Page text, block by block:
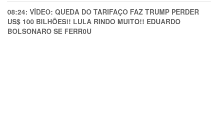
08:24: VÍDEO: QUEDA DO TARIFAÇO FAZ TRUMP PERDER
US$ 100 BILHÕES!! LULA RINDO MUITO!! EDUARDO
BOLSONARO SE FERR0U